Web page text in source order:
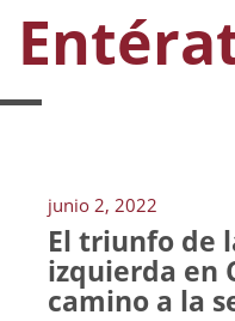
junio 2, 2022
El triunfo de
izquierda en
camino a la